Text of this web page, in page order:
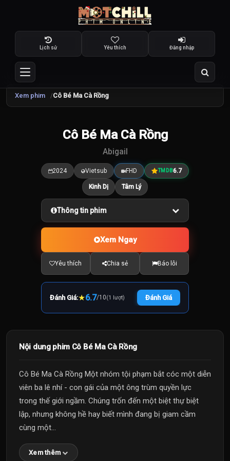
Lịch sử Yêu thích Đăng nhập
Xem phim Cô Bé Ma Cà Rồng
6.7
Cô Bé Ma Cà Rồng
Abigail
2024 Vietsub FHD TMDB6.7
Kinh Dị Tâm Lý
Thông tin phim
Xem Ngay
Yêu thích Chia sẻ Báo lỗi
Đánh Giá:★6.7/10(1 lượt) Đánh Giá
Nội dung phim Cô Bé Ma Cà Rồng
Cô Bé Ma Cà Rồng Một nhóm tội phạm bắt cóc một diễn
viên ba lê nhí - con gái của một ông trùm quyền lực
trong thế giới ngầm. Chúng trốn đến một biệt thự biệt
lập, nhưng không hề hay biết mình đang bị giam cầm
cùng một...
Xem thêm